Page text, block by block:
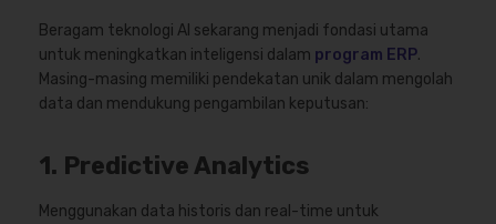
Beragam teknologi AI sekarang menjadi fondasi utama
untuk meningkatkan inteligensi dalam program ERP.
Masing-masing memiliki pendekatan unik dalam mengolah
data dan mendukung pengambilan keputusan:
1. Predictive Analytics
Menggunakan data historis dan real-time untuk